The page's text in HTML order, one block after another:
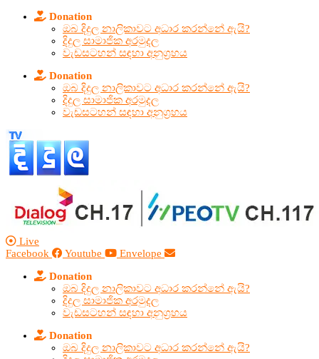
Donation
ඔබ දිදුල නාලිකාවට අධාර කරන්නේ ඇයි?
දිදුල සාමාජික අරමුදල
වැඩසටහන් සඳහා අනුග්‍රහය
Donation
ඔබ දිදුල නාලිකාවට අධාර කරන්නේ ඇයි?
දිදුල සාමාජික අරමුදල
වැඩසටහන් සඳහා අනුග්‍රහය
Live
Facebook
Youtube Envelope
Donation
ඔබ දිදුල නාලිකාවට අධාර කරන්නේ ඇයි?
දිදුල සාමාජික අරමුදල
වැඩසටහන් සඳහා අනුග්‍රහය
Donation
ඔබ දිදුල නාලිකාවට අධාර කරන්නේ ඇයි?